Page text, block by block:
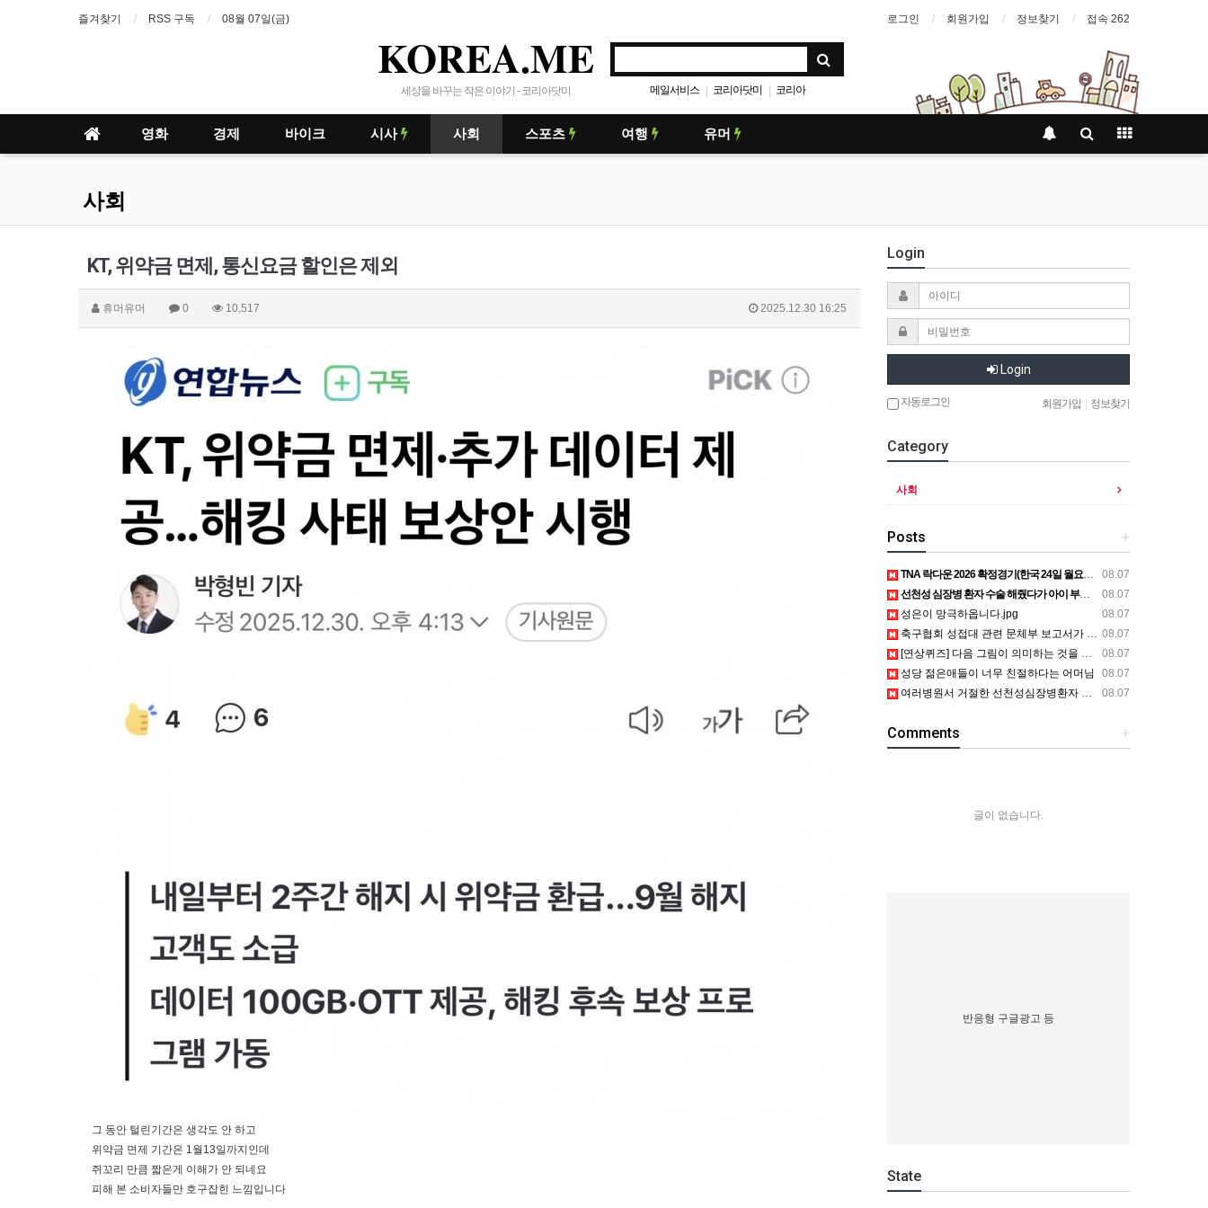
즐겨찾기 RSS 구독 08월 07일(금) 로그인 회원가입 정보찾기 접속 262
KOREA.ME
세상을 바꾸는 작은 이야기 - 코리아닷미 메일서비스 | 코리아닷미 | 코리아
영화 경제 바이크 시사 사회 스포츠 여행 유머
사회
KT, 위약금 면제, 통신요금 할인은 제외
휴머유머 0 10,517 2025.12.30 16:25
그 동안 털린기간은 생각도 안 하고
위약금 면제 기간은 1월13일까지인데
쥐꼬리 만큼 짧은게 이해가 안 되네요
피해 본 소비자들만 호구잡힌 느낌입니다
Login
Login
자동로그인 회원가입 정보찾기
Category
사회
+
Posts
08.07
TNA 락다운 2026 확정경기(한국 24일 월요일, 모든 경기 철창 매
08.07
선천성 심장병 환자 수술 해줬다가 아이 부모에게 소송걸린 의사
08.07
성은이 망극하옵니다.jpg
08.07
축구협회 성접대 관련 문체부 보고서가 묻혔던 이유.jpg
08.07
[연상퀴즈] 다음 그림이 의미하는 것을 적어주세요
08.07
성당 젊은애들이 너무 친절하다는 어머님
08.07
여러병원서 거절한 선천성심장병환자 수술해줬다가 아이부모에게 소송걸린 의사
+
Comments
글이 없습니다.
반응형 구글광고 등
State